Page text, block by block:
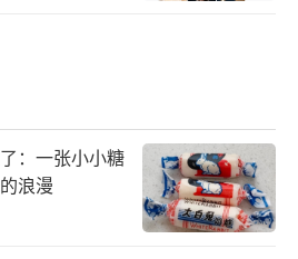
：一张小小糖
浪漫